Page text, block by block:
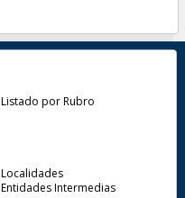
Listado por Rubro
Localidades
Entidades Intermedias